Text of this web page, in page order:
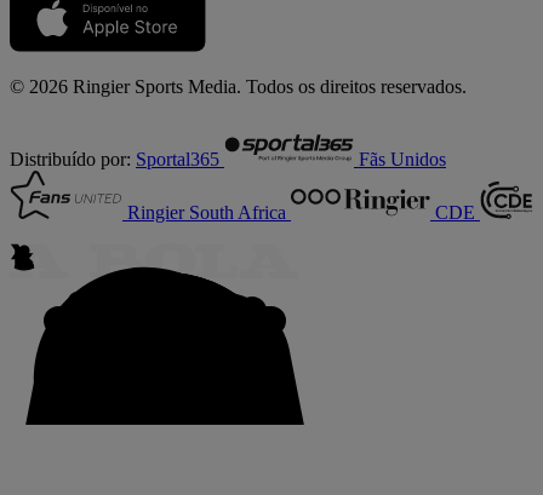
© 2026 Ringier Sports Media. Todos os direitos reservados.
Distribuído por: Sportal365 Fãs Unidos
Ringier South Africa CDE